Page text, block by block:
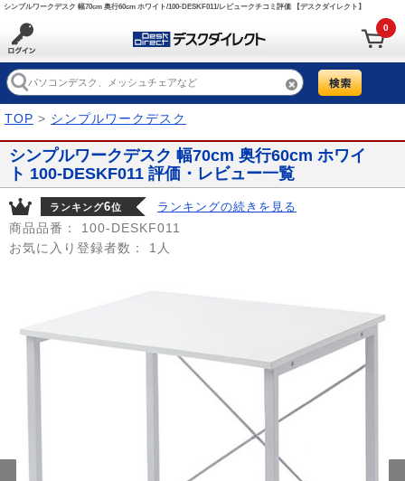
シンプルワークデスク 幅70cm 奥行60cm ホワイト/100-DESKF011/レビュークチコミ評価 【デスクダイレクト】
0
TOP > シンプルワークデスク
シンプルワークデスク 幅70cm 奥行60cm ホワイ
ト 100-DESKF011 評価・レビュー一覧
ランキング6位 ランキングの続きを見る
商品品番：
100-DESKF011
お気に入り登録者数：
1人